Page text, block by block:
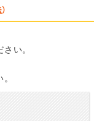
）
い。